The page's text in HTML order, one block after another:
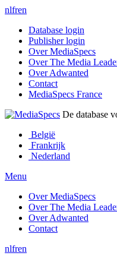
nlfren
Database login
Publisher login
Over MediaSpecs
Over The Media
Over Adwanted
Contact
MediaSpecs France
De database
België
Frankrijk
Nederland
Menu
Over MediaSpecs
Over The Media
Over Adwanted
Contact
nlfren